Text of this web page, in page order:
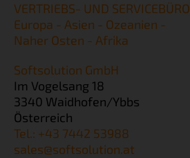
VERTRIEBS- UND SERVICEBÜRO
Europa - Asien - Ozeanien -
Naher Osten - Afrika
Softsolution GmbH
Im Vogelsang 18
3340 Waidhofen/Ybbs
Österreich
Tel.: +43 7442 53988
sales@softsolution.at